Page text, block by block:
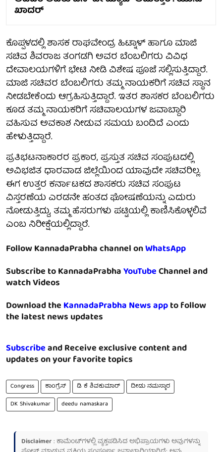
ಖಾದರ್
ಕೊಪ್ಪಳದಲ್ಲಿ ಶಾಸಕ ರಾಘವೇಂದ್ರ ಹಿಟ್ನಾಳ್ ಹಾಗೂ ಮಾಜಿ
ಸಚಿವ ಶಿವರಾಜ ತಂಗಡಗಿ ಅವರ ಬೆಂಬಲಿಗರು ವಿವಿಧ
ದೇವಾಲಯಗಳಿಗೆ ಭೇಟಿ ನೀಡಿ ವಿಶೇಷ ಪೂಜೆ ಸಲ್ಲಿಸುತ್ತಿದ್ದಾರೆ.
ಮಾಜಿ ಸಚಿವರ ಬೆಂಬಲಿಗರು ತಮ್ಮ ನಾಯಕರಿಗೆ ಸಚಿವ ಸ್ಥಾನ
ನೀಡಬೇಕೆಂದು ಆಗ್ರಹಿಸುತ್ತಿದ್ದಾರೆ. ಇತರ ಶಾಸಕರ ಬೆಂಬಲಿಗರು
ಕೂಡ ತಮ್ಮ ನಾಯಕರಿಗೆ ಸಚಿವಾಲಯಗಳ ಜವಾಬ್ದಾರಿ
ವಹಿಸುವ ಅವಕಾಶ ನೀಡುವ ಸಮಯ ಬಂದಿದೆ ಎಂದು
ಹೇಳುತ್ತಿದ್ದಾರೆ.
ಪ್ರತಿಭಟನಾಕಾರರ ಪ್ರಕಾರ, ಪ್ರಸ್ತುತ ಸಚಿವ ಸಂಪುಟದಲ್ಲಿ
ಅವಿಭಜಿತ ಧಾರವಾಡ ಜಿಲ್ಲೆಯಿಂದ ಯಾವುದೇ ಸಚಿವರಿಲ್ಲ.
ಈಗ ಉತ್ತರ ಕರ್ನಾಟಕದ ಶಾಸಕರು ಸಚಿವ ಸಂಪುಟ
ವಿಸ್ತರಣೆಯ ಎರಡನೇ ಹಂತದ ಘೋಷಣೆಯನ್ನು ಎದುರು
ನೋಡುತ್ತಿದ್ದು, ತಮ್ಮ ಹೆಸರುಗಳು ಪಟ್ಟಿಯಲ್ಲಿ ಕಾಣಿಸಿಕೊಳ್ಳಲಿವೆ
ಎಂಬ ನಿರೀಕ್ಷೆಯಲ್ಲಿದ್ದಾರೆ.
Follow KannadaPrabha channel onWhatsApp
Subscribe to KannadaPrabhaYouTubeChannel and
watch Videos
Download theKannadaPrabha News appto follow
the latest news updates
Subscribeand Receive exclusive content and
updates on your favorite topics
Congress ಕಾಂಗ್ರೆಸ್ ಡಿ ಕೆ ಶಿವಕುಮಾರ್
ದೀಡು ನಮಸ್ಕಾರ
‪DK Shivakumar
deedu namaskara
Disclaimer: ಕಾಮೆಂಟ್‌ಗಳಲ್ಲಿ ವ್ಯಕ್ತಪಡಿಸಿದ ಅಭಿಪ್ರಾಯಗಳು ಅವುಗಳನ್ನು